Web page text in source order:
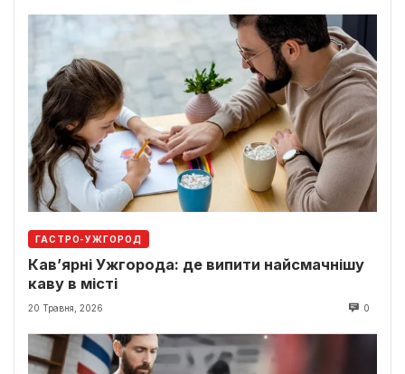
ГАСТРО-УЖГОРОД
Кав’ярні Ужгорода: де випити найсмачнішу
каву в місті
20 Травня, 2026 0